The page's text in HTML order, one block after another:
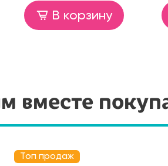
В корзину
вместе
Топ продаж